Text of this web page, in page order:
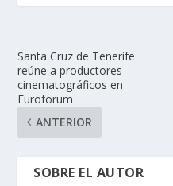
Santa Cruz de Tenerife
reúne a productores
cinematográficos en
Euroforum
ANTERIOR
SOBRE EL AUTOR